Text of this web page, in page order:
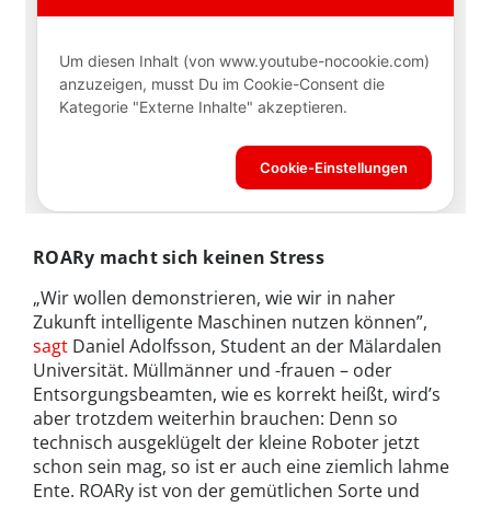
ROARy macht sich keinen Stress
„Wir wollen demonstrieren, wie wir in naher
Zukunft intelligente Maschinen nutzen können”,
sagt Daniel Adolfsson, Student an der Mälardalen
Universität. Müllmänner und -frauen – oder
Entsorgungsbeamten, wie es korrekt heißt, wird’s
aber trotzdem weiterhin brauchen: Denn so
technisch ausgeklügelt der kleine Roboter jetzt
schon sein mag, so ist er auch eine ziemlich lahme
Ente. ROARy ist von der gemütlichen Sorte und